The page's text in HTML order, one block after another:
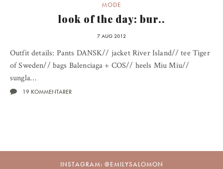
MODE
look of the day: bur..
7 AUG 2012
Outfit details: Pants DANSK// jacket River Island// tee Tiger
of Sweden// bags Balenciaga + COS// heels Miu Miu//
sungla…
19 KOMMENTARER
INSTAGRAM: @EMILYSALOMON